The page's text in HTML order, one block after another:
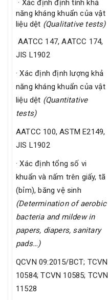
· Xác định định tính khả
năng kháng khuẩn của vật
liệu dệt (Qualitative tests)
AATCC 147, AATCC 174,
JIS L1902
· Xác định định lượng khả
năng kháng khuẩn của vật
liệu dệt (Quantitative
tests)
AATCC 100, ASTM E2149,
JIS L1902
· Xác định tổng số vi
khuẩn và nấm trên giấy, tã
(bỉm), băng vệ sinh
(Determination of aerobic
bacteria and mildew in
papers, diapers, sanitary
pads…)
QCVN 09:2015/BCT; TCVN
10584; TCVN 10585; TCVN
11528